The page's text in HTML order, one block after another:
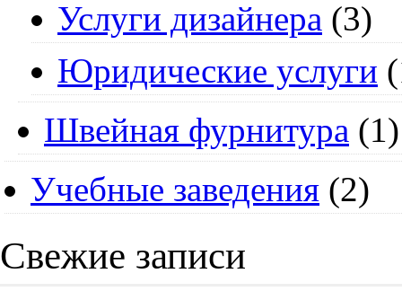
Услуги дизайнера (3)
Юридические услуги
Швейная фурнитура (1)
Учебные заведения (2)
Свежие записи